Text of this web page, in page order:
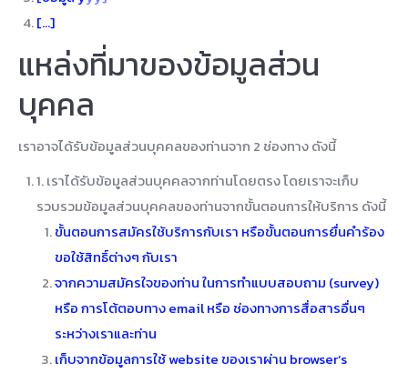
[…]
แหล่งที่มาของข้อมูลส่วน
บุคคล
เราอาจได้รับข้อมูลส่วนบุคคลของท่านจาก 2 ช่องทาง ดังนี้
1. เราได้รับข้อมูลส่วนบุคคลจากท่านโดยตรง โดยเราจะเก็บ
รวบรวมข้อมูลส่วนบุคคลของท่านจากขั้นตอนการให้บริการ ดังนี้
ขั้นตอนการสมัครใช้บริการกับเรา หรือขั้นตอนการยื่นคำร้อง
ขอใช้สิทธิ์ต่างๆ กับเรา
จากความสมัครใจของท่าน ในการทำแบบสอบถาม (survey)
หรือ การโต้ตอบทาง email หรือ ช่องทางการสื่อสารอื่นๆ
ระหว่างเราและท่าน
เก็บจากข้อมูลการใช้ website ของเราผ่าน browser’s